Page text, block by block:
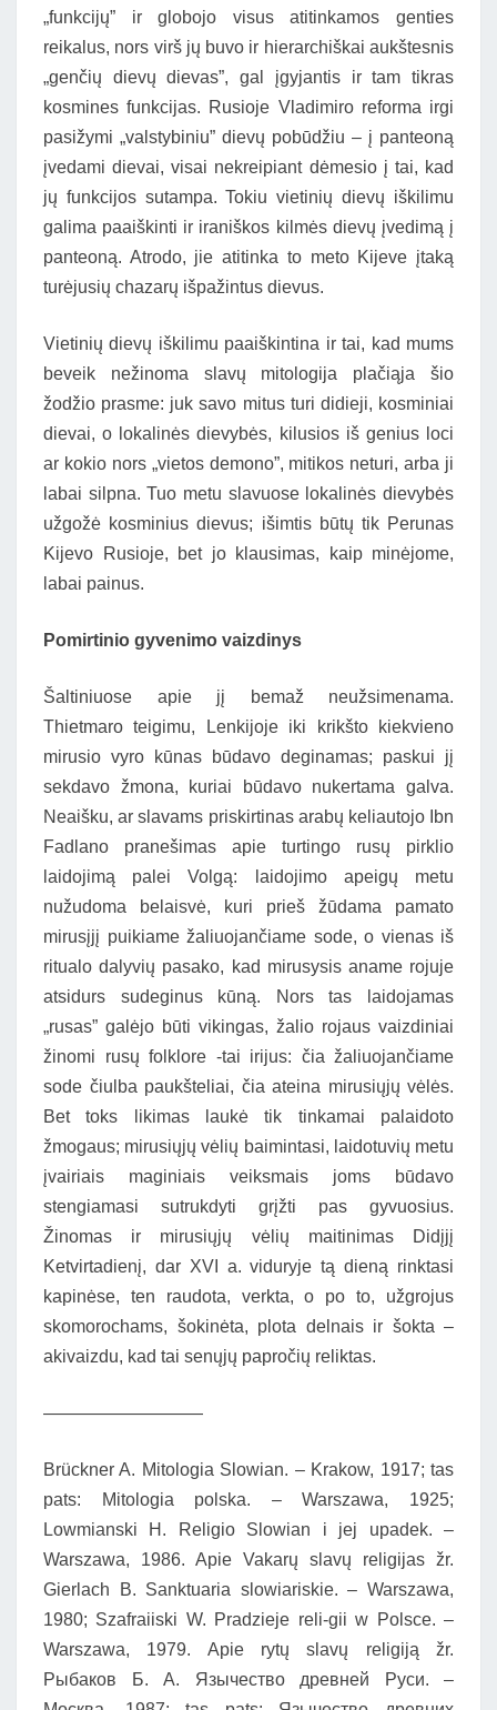
„funkcijų” ir globojo visus atitinkamos genties
reikalus, nors virš jų buvo ir hierarchiškai aukštesnis
„genčių dievų dievas”, gal įgyjantis ir tam tikras
kosmines funkcijas. Rusioje Vladimiro reforma irgi
pasižymi „valstybiniu” dievų pobūdžiu – į panteoną
įvedami dievai, visai nekreipiant dėmesio į tai, kad
jų funkcijos sutampa. Tokiu vietinių dievų iškilimu
galima paaiškinti ir iraniškos kilmės dievų įvedimą į
panteoną. Atrodo, jie atitinka to meto Kijeve įtaką
turėjusių chazarų išpažintus dievus.
Vietinių dievų iškilimu paaiškintina ir tai, kad mums
beveik nežinoma slavų mitologija plačiąja šio
žodžio prasme: juk savo mitus turi didieji, kosminiai
dievai, o lokalinės dievybės, kilusios iš genius loci
ar kokio nors „vietos demono”, mitikos neturi, arba ji
labai silpna. Tuo metu slavuose lokalinės dievybės
užgožė kosminius dievus; išimtis būtų tik Perunas
Kijevo Rusioje, bet jo klausimas, kaip minėjome,
labai painus.
Pomirtinio gyvenimo vaizdinys
Šaltiniuose apie jį bemaž neužsimenama.
Thietmaro teigimu, Lenkijoje iki krikšto kiekvieno
mirusio vyro kūnas būdavo deginamas; paskui jį
sekdavo žmona, kuriai būdavo nukertama galva.
Neaišku, ar slavams priskirtinas arabų keliautojo Ibn
Fadlano pranešimas apie turtingo rusų pirklio
laidojimą palei Volgą: laidojimo apeigų metu
nužudoma belaisvė, kuri prieš žūdama pamato
mirusįjį puikiame žaliuojančiame sode, o vienas iš
ritualo dalyvių pasako, kad mirusysis aname rojuje
atsidurs sudeginus kūną. Nors tas laidojamas
„rusas” galėjo būti vikingas, žalio rojaus vaizdiniai
žinomi rusų folklore -tai irijus: čia žaliuojančiame
sode čiulba paukšteliai, čia ateina mirusiųjų vėlės.
Bet toks likimas laukė tik tinkamai palaidoto
žmogaus; mirusiųjų vėlių baimintasi, laidotuvių metu
įvairiais maginiais veiksmais joms būdavo
stengiamasi sutrukdyti grįžti pas gyvuosius.
Žinomas ir mirusiųjų vėlių maitinimas Didįjį
Ketvirtadienį, dar XVI a. viduryje tą dieną rinktasi
kapinėse, ten raudota, verkta, o po to, užgrojus
skomorochams, šokinėta, plota delnais ir šokta –
akivaizdu, kad tai senųjų papročių reliktas.
—————————
Brückner A. Mitologia Slowian. – Krakow, 1917; tas
pats: Mitologia polska. – Warszawa, 1925;
Lowmianski H. Religio Slowian i jej upadek. –
Warszawa, 1986. Apie Vakarų slavų religijas žr.
Gierlach B. Sanktuaria slowiariskie. – Warszawa,
1980; Szafraiiski W. Pradzieje reli-gii w Polsce. –
Warszawa, 1979. Apie rytų slavų religiją žr.
Рыбаков Б. А. Язычество древней Руси. –